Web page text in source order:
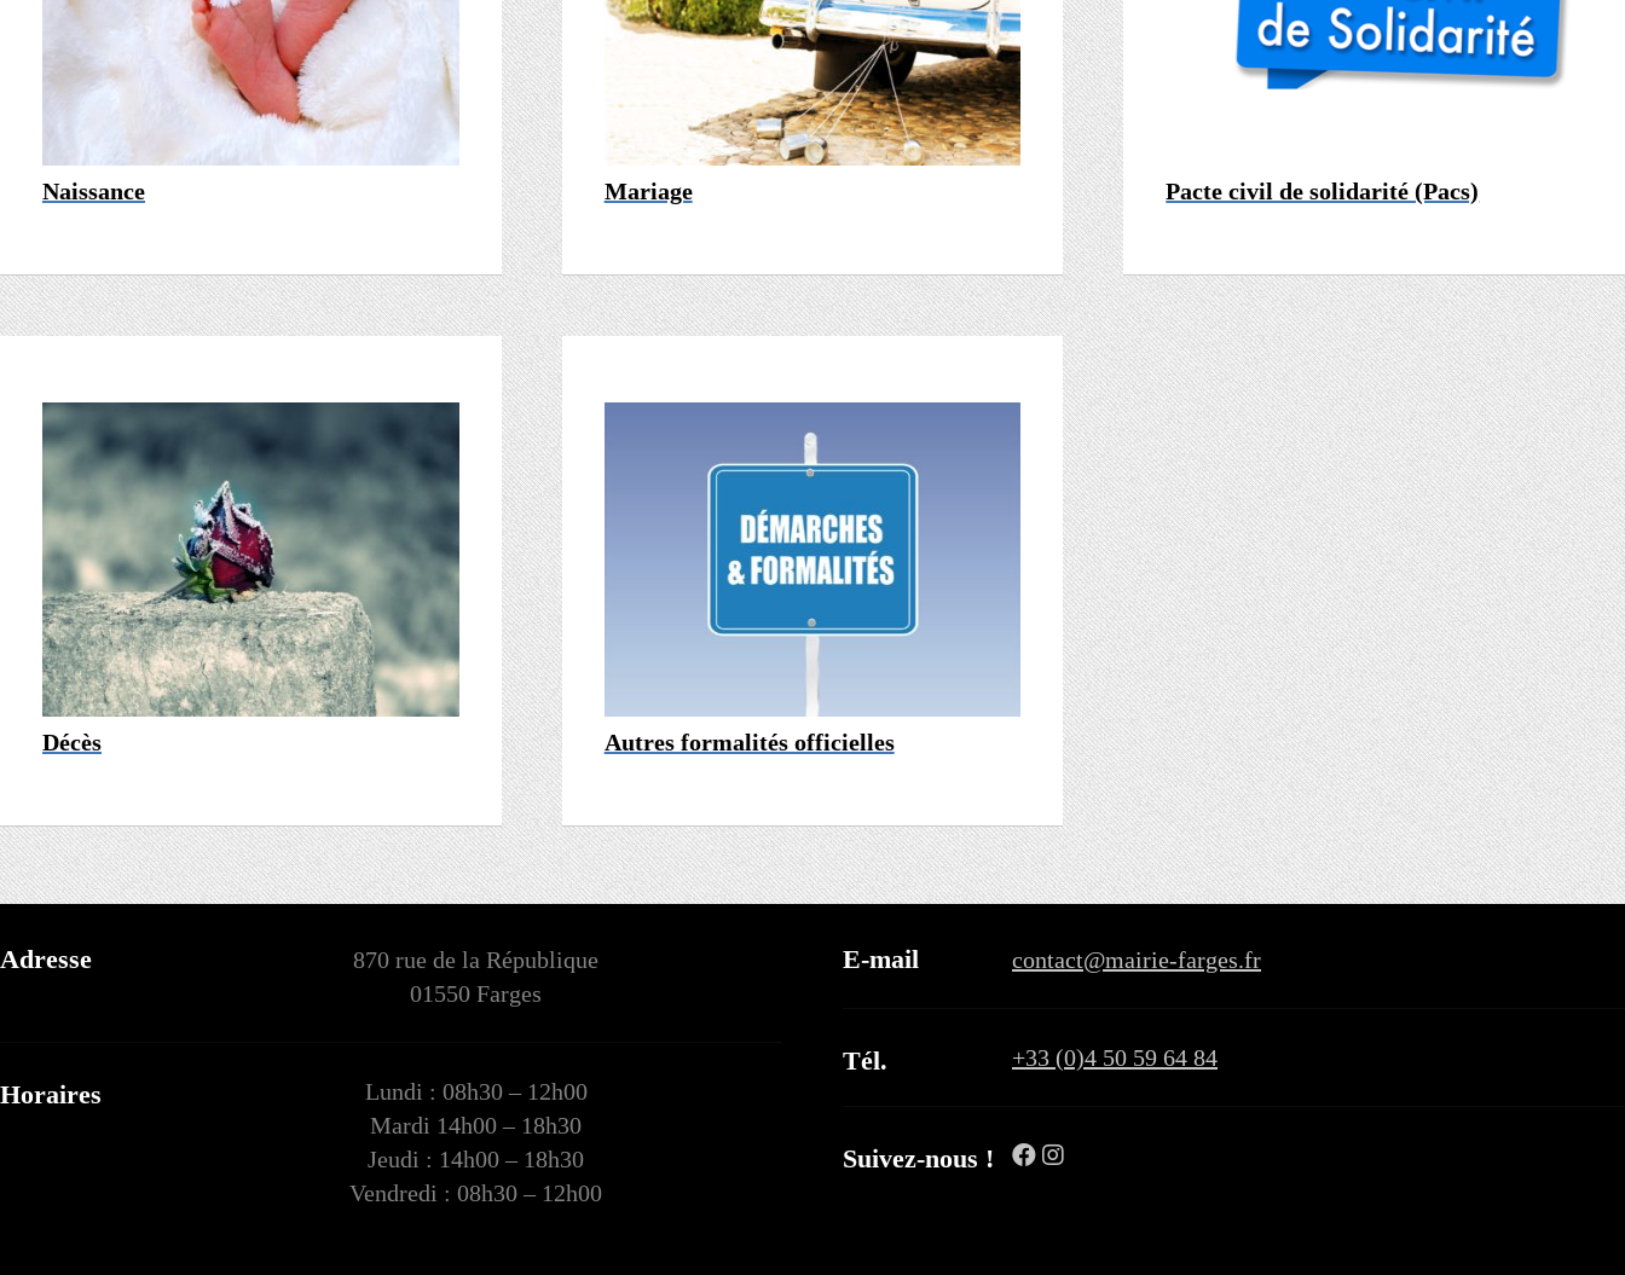
Naissance Mariage Pacte civil de solidarité (Pacs)
Décès Autres formalités officielles
Adresse
870 rue de la République
01550 Farges
Horaires
Lundi : 08h30 – 12h00
Mardi 14h00 – 18h30
Jeudi : 14h00 – 18h30
Vendredi : 08h30 – 12h00
E-mail contact@mairie-farges.fr
Tél. +33 (0)4 50 59 64 84
Suivez-nous !